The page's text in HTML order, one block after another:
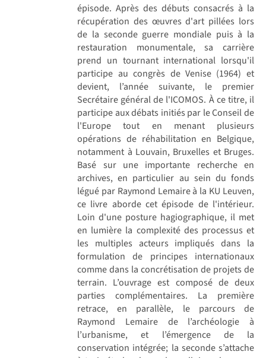
épisode. Après des débuts consacrés à la
récupération des œuvres d'art pillées lors
de la seconde guerre mondiale puis à la
restauration monumentale, sa carrière
prend un tournant international lorsqu'il
participe au congrès de Venise (1964) et
devient, l’année suivante, le premier
Secrétaire général de l'ICOMOS. À ce titre, il
participe aux débats initiés par le Conseil de
l'Europe tout en menant plusieurs
opérations de réhabilitation en Belgique,
notamment à Louvain, Bruxelles et Bruges.
Basé sur une importante recherche en
archives, en particulier au sein du fonds
légué par Raymond Lemaire à la KU Leuven,
ce livre aborde cet épisode de l'intérieur.
Loin d'une posture hagiographique, il met
en lumière la complexité des processus et
les multiples acteurs impliqués dans la
formulation de principes internationaux
comme dans la concrétisation de projets de
terrain. L’ouvrage est composé de deux
parties complémentaires. La première
retrace, en parallèle, le parcours de
Raymond Lemaire de l’archéologie à
l’urbanisme, et l’émergence de la
conservation intégrée; la seconde s’attache